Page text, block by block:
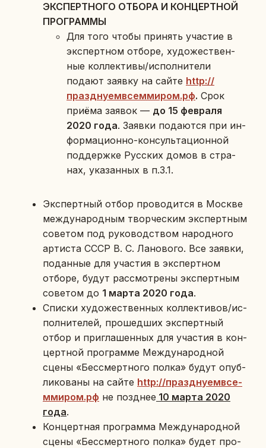
ЭКС­ПЕРТ­НО­ГО ОТБОРА И КОН­ЦЕРТ­НОЙ
ПРО­ГРАМ­МЫ
Для того чтобы при­нять уча­стие в
экс­перт­ном отборе, ху­до­же­ствен­
ные кол­лек­ти­вы/ис­пол­ни­те­ли
подают заявку на сайте http://
празд­ну­ем­все­м­ми­ром.рф. Срок
приёма заявок — до 15 фев­ра­ля
2020 года. Заявки по­да­ют­ся при ин­
фор­ма­ци­он­но-кон­суль­та­ци­он­ной
под­держ­ке Рус­ских домов в стра­
нах, ука­зан­ных в п.3.1.
Экс­перт­ный отбор про­во­дит­ся в Москве
меж­ду­на­род­ным твор­че­ским экс­перт­ным
со­ве­том под ру­ко­вод­ством на­род­но­го
ар­ти­ста СССР В. С. Ла­но­во­го. Все заявки,
по­дан­ные для уча­стия в экс­перт­ном
отборе, будут рас­смот­ре­ны экс­перт­ным
со­ве­том до 1 марта 2020 года.
Списки ху­до­же­ствен­ных кол­лек­ти­вов/ис­
пол­ни­те­лей, про­шед­ших экс­перт­ный
отбор и при­гла­шен­ных для уча­стия в кон­
церт­ной про­грам­ме Меж­ду­на­род­ной
сцены «Бес­смерт­но­го полка» будут опуб­
ли­ко­ва­ны на сайте http://празд­ну­ем­все­
м­ми­ром.рф не позд­нее 10 марта 2020
года.
Кон­церт­ная про­грам­ма Меж­ду­на­род­ной
сцены «Бес­смерт­но­го полка» будет про­